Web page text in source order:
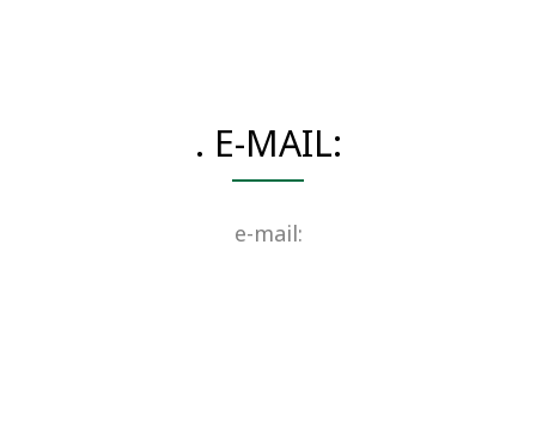
. E-MAIL:
e-mail: